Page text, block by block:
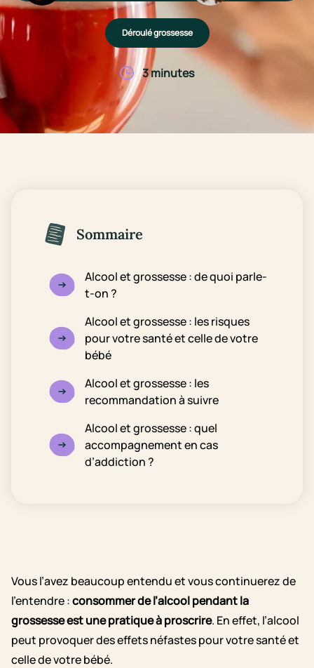
Déroulé grossesse
3 minutes
Sommaire
Alcool et grossesse : de quoi parle-
t-on ?
Alcool et grossesse : les risques
pour votre santé et celle de votre
bébé
Alcool et grossesse : les
recommandation à suivre
Alcool et grossesse : quel
accompagnement en cas
d’addiction ?
Vous l’avez beaucoup entendu et vous continuerez de
l’entendre :consommer de l’alcool pendant la
grossesse est une pratique à proscrire. En effet, l’alcool
peut provoquer des effets néfastes pour votre santé et
celle de votre bébé.